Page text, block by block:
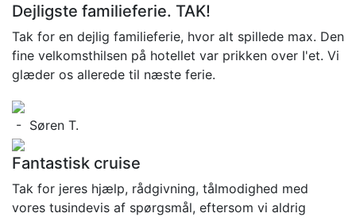
Dejligste familieferie. TAK!
Tak for en dejlig familieferie, hvor alt spillede max. Den
fine velkomsthilsen på hotellet var prikken over I'et. Vi
glæder os allerede til næste ferie.
- Søren T.
Fantastisk cruise
Tak for jeres hjælp, rådgivning, tålmodighed med
vores tusindevis af spørgsmål, eftersom vi aldrig